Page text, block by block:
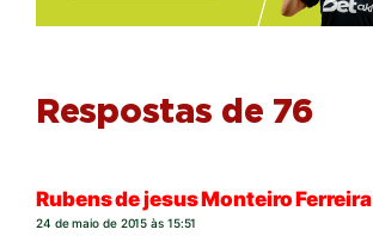
Respostas de 76
Rubens de jesus Monteiro Ferreira
24 de maio de 2015 às 15:51